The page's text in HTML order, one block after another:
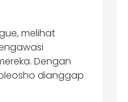
melihat
Dengan
dianggap